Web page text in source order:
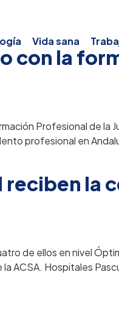
Vida sana
con la
Profesional de la
profesional en
reciben la
de ellos en nivel
ACSA. Hospitales